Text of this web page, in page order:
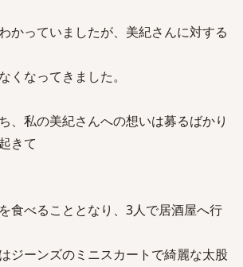
かっていましたが、美紀さんに対する
くなってきました。
、私の美紀さんへの想いは募るばかり
きて
食べることとなり、3人で居酒屋へ行
ジーンズのミニスカートで綺麗な太股